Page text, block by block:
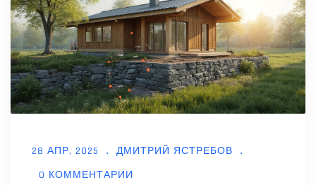
28 АПР, 2025
ДМИТРИЙ ЯСТРЕБОВ
0 КОММЕНТАРИИ